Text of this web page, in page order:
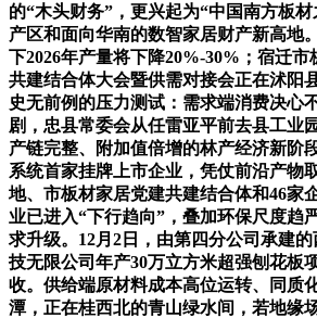
的“木头财务”，更兴起为“中国南方板
产区和面向华南的数智家居财产新高地
下2026年产量将下降20%-30%；宿迁
共建结合体大会暨供需对接会正在沭阳
史无前例的压力测试：需求端消费决心
剧，忠县常委会从任雷亚平前去县工业
产链完整、附加值倍增的林产经济新阶
系统首家挂牌上市企业，凭仗前沿产物
地、市板材家居党建共建结合体和46家
业已进入“下行趋向”，叠加环保尺度趋
求升级。12月2日，由第四分公司承建
技无限公司年产30万立方米超强刨花板
收。供给端原材料成本高位运转、同质
潭，正在桂西北的青山绿水间，若地缘